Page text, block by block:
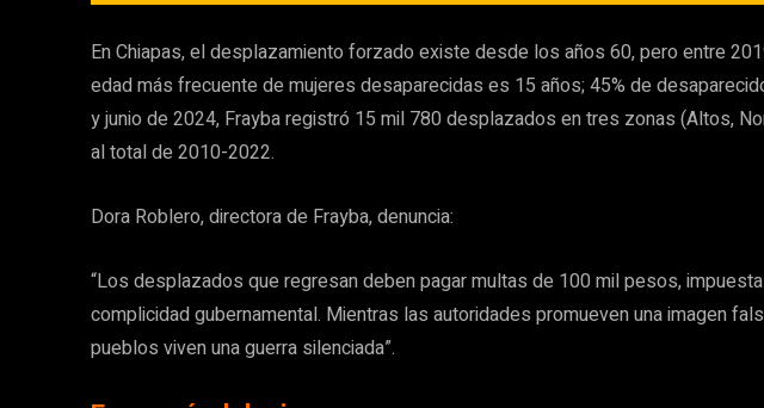
En Chiapas, el desplazamiento forzado existe desde los años 60, pero entre
edad más frecuente de mujeres desaparecidas es 15 años; 45% de
y junio de 2024, Frayba registró 15 mil 780 desplazados en tres zonas (Altos,
al total de 2010-2022.
Dora Roblero, directora de Frayba, denuncia:
“Los desplazados que regresan deben pagar multas de 100 mil pesos,
complicidad gubernamental. Mientras las autoridades promueven una imagen
pueblos viven una guerra silenciada”.